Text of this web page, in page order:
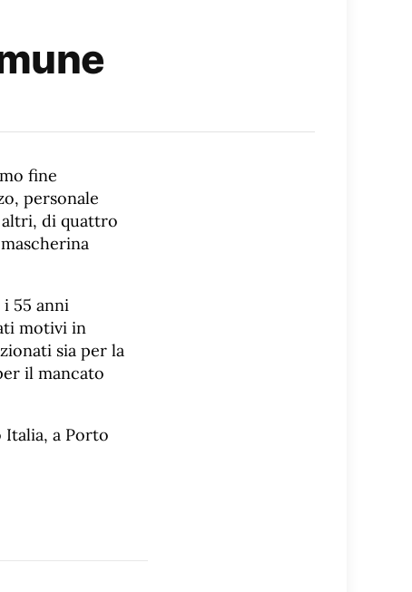
fine
personale
di quattro
55 anni
motivi in
sia per la
il mancato
Italia, a Porto